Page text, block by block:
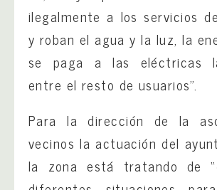
ilegalmente a los servicios
y roban el agua y la luz, la
se paga a las eléctricas
entre el resto de usuarios”.
Para la dirección de la
vecinos la actuación del
la zona está tratando de